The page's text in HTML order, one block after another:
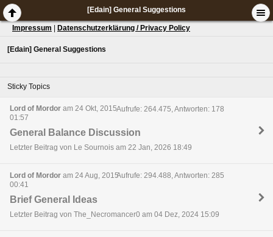
[Edain] General Suggestions
Impressum Datenschutzerklärung / Privacy Policy
[Edain] General Suggestions
Sticky Topics
Lord of Mordor am 24 Okt, 2015
01:57
Aufrufe: 264.475, Antworten: 178
General Balance Discussion
Letzter Beitrag von Le Sournois am 22 Jan, 2026 18:49
Lord of Mordor am 24 Aug, 2015
00:41
Aufrufe: 294.488, Antworten: 285
Brief General Ideas
Letzter Beitrag von The_Necromancer0 am 04 Dez, 2024 15:09